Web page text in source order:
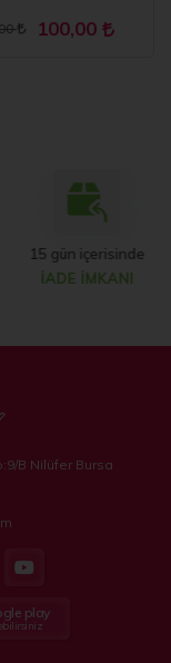
100,00
15 gün içerisinde
İADE İMKANI
B Nilüfer Bursa
play